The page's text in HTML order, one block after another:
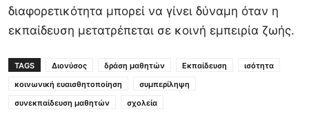
διαφορετικότητα μπορεί να γίνει δύναμη όταν η
εκπαίδευση μετατρέπεται σε κοινή εμπειρία ζωής.
TAGS Διονύσος δράση μαθητών Εκπαίδευση
ισότητα
κοινωνική ευαισθητοποίηση
συμπερίληψη
συνεκπαίδευση μαθητών
σχολεία